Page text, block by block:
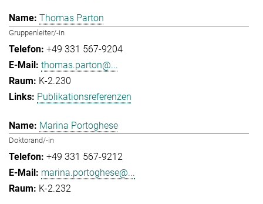
Thomas Parton
Gruppenleiter/-in
+49 331 567-9204
thomas.parton@...
K-2.230
Publikationsreferenzen
Marina Portoghese
Doktorand/-in
+49 331 567-9212
marina.portoghese@...
K-2.232